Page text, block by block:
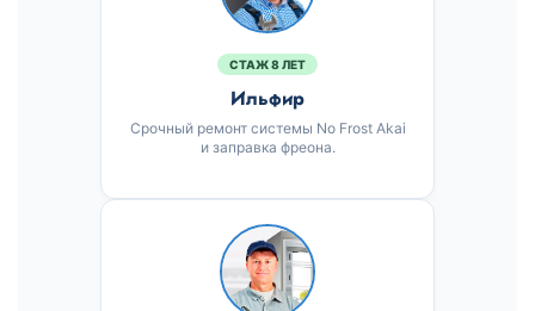
СТАЖ 8 ЛЕТ
Ильфир
Срочный ремонт системы No Frost Akai
и заправка фреона.